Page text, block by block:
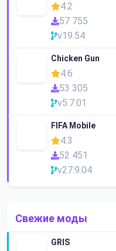
4.2
57 755
v19.54
Chicken Gun
4.6
53 305
v5.7.01
FIFA Mobile
4.3
52 451
v27.9.04
Свежие моды
GRIS